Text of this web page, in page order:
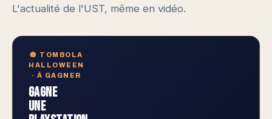
L'actualité de l'UST, même en vidéo.
🎃 TOMBOLA
HALLOWEEN
· À GAGNER
GAGNE
UNE